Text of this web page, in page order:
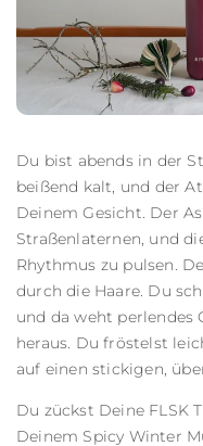
Du bist abends in der
beißend kalt, und der
Deinem Gesicht. Der
Straßenlaternen, und
Rhythmus zu pulsen.
durch die Haare. Du
und da weht perlendes
heraus. Du fröstelst
auf einen stickigen,
Du zückst Deine FLSK
Deinem Spicy Winter